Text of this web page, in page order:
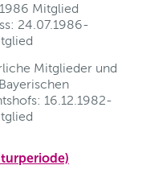
Mitglied
24.07.1986-
Mitglieder und
16.12.1982-